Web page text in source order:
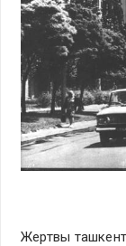
Жертвы